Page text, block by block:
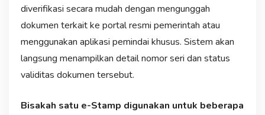
diverifikasi secara mudah dengan mengunggah
dokumen terkait ke portal resmi pemerintah atau
menggunakan aplikasi pemindai khusus. Sistem akan
langsung menampilkan detail nomor seri dan status
validitas dokumen tersebut.
Bisakah satu e-Stamp digunakan untuk beberapa